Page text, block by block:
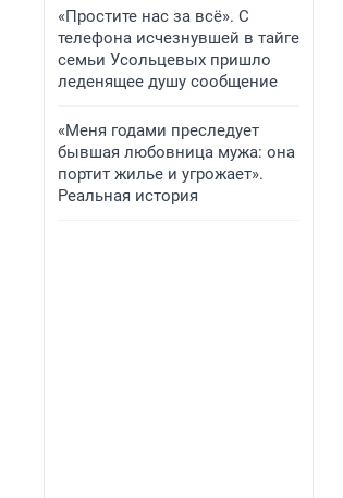
«Простите нас за всё». С
телефона исчезнувшей в тайге
семьи Усольцевых пришло
леденящее душу сообщение
«Меня годами преследует
бывшая любовница мужа: она
портит жилье и угрожает».
Реальная история